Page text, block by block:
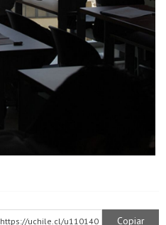
https://uchile.cl/u110140 Copiar